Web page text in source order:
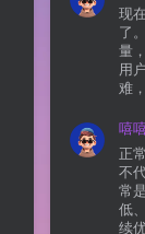
现
了
量
用
难
质
成
嘻
正
不
常
低
续